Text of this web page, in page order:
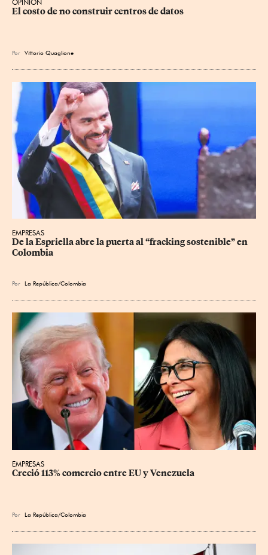
OPINIÓN
El costo de no construir centros de datos
Por Vittorio Quaglione
EMPRESAS
De la Espriella abre la puerta al “fracking sostenible” en
Colombia
Por La República/Colombia
EMPRESAS
Creció 113% comercio entre EU y Venezuela
Por La República/Colombia